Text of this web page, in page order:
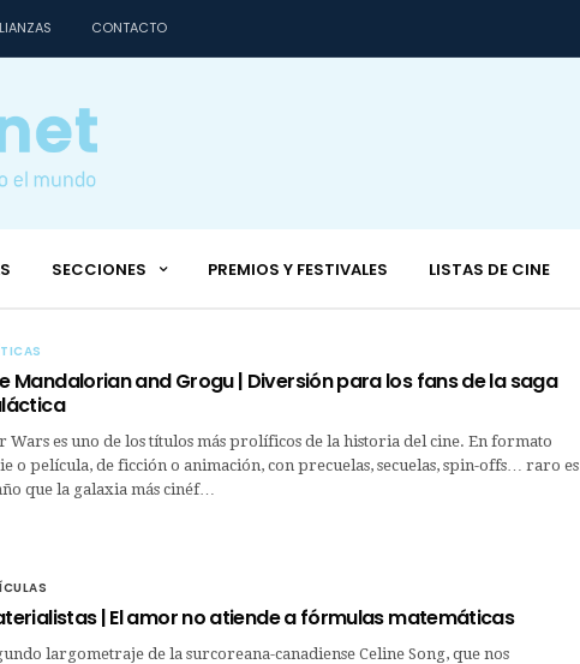
CONTACTO
SECCIONES PREMIOS Y FESTIVALES LISTAS DE CINE
Mandalorian and Grogu | Diversión para los fans de la saga
Wars es uno de los títulos más prolíficos de la historia del cine. En formato
o película, de ficción o animación, con precuelas, secuelas, spin-offs… raro es
que la galaxia más cinéf…
| El amor no atiende a fórmulas matemáticas
largometraje de la surcoreana-canadiense Celine Song, que nos